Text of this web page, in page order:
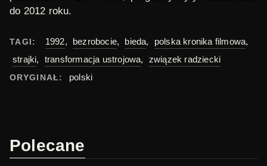
do 2012 roku.
TAGI: 1992, bezrobocie, bieda, polska kronika filmowa,
strajki, transformacja ustrojowa, związek radziecki
ORYGINAŁ: polski
Polecane